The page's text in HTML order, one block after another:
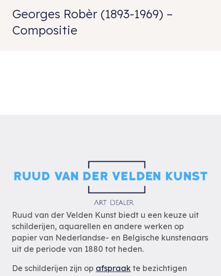
Georges Robèr (1893-1969) –
Compositie
Ruud van der Velden Kunst biedt u een keuze uit
schilderijen, aquarellen en andere werken op
papier van Nederlandse- en Belgische kunstenaars
uit de periode van 1880 tot heden.
De schilderijen zijn op afspraak te bezichtigen